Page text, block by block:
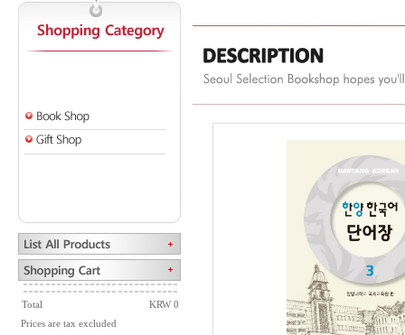
Total
KRW 0
Prices are tax excluded